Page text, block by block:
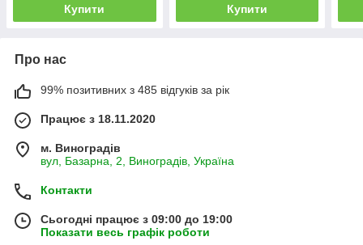
Купити Купити
Про нас
99% позитивних з 485 відгуків за рік
Працює з 18.11.2020
м. Виноградів
вул, Базарна, 2, Виноградів, Україна
Контакти
Сьогодні працює з 09:00 до 19:00
Показати весь графік роботи